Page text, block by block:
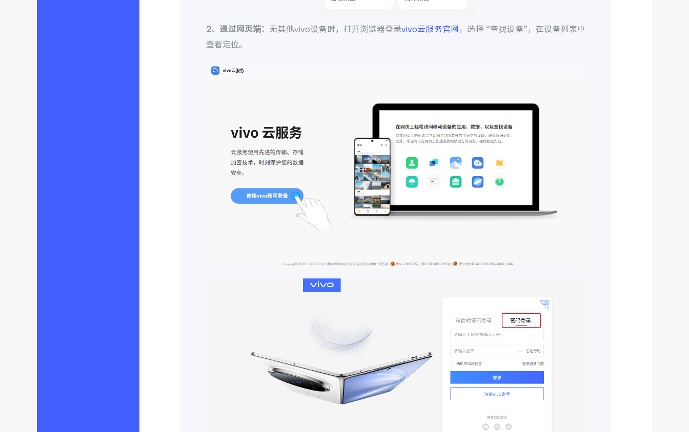
2、通过网页端： 无其他vivo设备时，打开浏览器登录vivo云服务官网 ，选择 “查找设备”，在设备列表中
查看定位。